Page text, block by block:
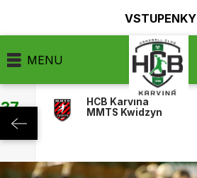
VSTUPENKY
MENU
HCB Karviná
MMTS Kwidzyn